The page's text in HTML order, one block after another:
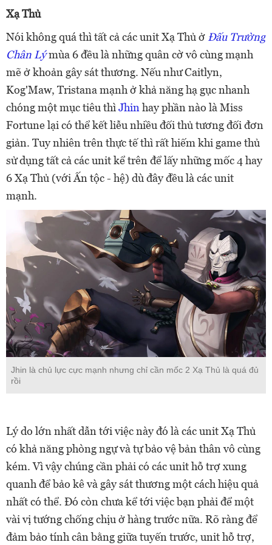
Xạ Thủ
Nói không quá thì tất cả các unit Xạ Thủ ở Đấu Trường
Chân Lýmùa 6 đều là những quân cờ vô cùng mạnh
mẽ ở khoản gây sát thương. Nếu như Caitlyn,
Kog'Maw, Tristana mạnh ở khả năng hạ gục nhanh
chóng một mục tiêu thì Jhin hay phần nào là Miss
Fortune lại có thể kết liễu nhiều đối thủ tương đối đơn
giản. Tuy nhiên trên thực tế thì rất hiếm khi game thủ
sử dụng tất cả các unit kể trên để lấy những mốc 4 hay
6 Xạ Thủ (với Ấn tộc - hệ) dù đây đều là các unit
mạnh.
Jhin là chủ lực cực mạnh nhưng chỉ cần mốc 2 Xạ Thủ là quá đủ
rồi
Lý do lớn nhất dẫn tới việc này đó là các unit Xạ Thủ
có khả năng phòng ngự và tự bảo vệ bản thân vô cùng
kém. Vì vậy chúng cần phải có các unit hỗ trợ xung
quanh để bảo kê và gây sát thương một cách hiệu quả
nhất có thể. Đó còn chưa kể tới việc bạn phải để một
vài vị tướng chống chịu ở hàng trước nữa. Rõ ràng để
đảm bảo tính cân bằng giữa tuyến trước, unit hỗ trợ,